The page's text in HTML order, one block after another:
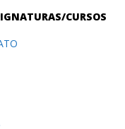
CURSOS